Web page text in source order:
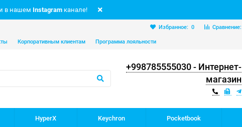
в нашем Instagram канале!
Сравнение:
Избранное: 0
Корпоративным клиентам Программа лояльности
+998785555030 - Интернет-
магазин
HyperX Keychron Pocketbook